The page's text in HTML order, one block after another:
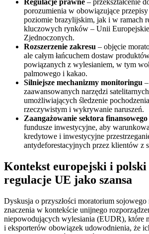
Regulacje prawne – przekształcenie
porozumienia w obowiązujące
poziomie brazylijskim, jak i w ramach
kluczowych rynków – Unii
Zjednoczonych.
Rozszerzenie zakresu – objęcie
ale całym łańcuchem dostaw
powiązanych z wylesianiem, w tym
palmowego i kakao.
Silniejsze mechanizmy monitoringu
zaawansowanych narzędzi
umożliwiających śledzenie
rzeczywistym i wykrywanie naruszeń.
Zaangażowanie sektora finansowego
fundusze inwestycyjne, aby
kredytowe i inwestycyjne
antydeforestacyjnych przez klientów z
Kontekst europejski i polski
regulacje UE jako szansa
Dyskusja o przyszłości moratorium sojowego
znaczenia w kontekście unijnego
niepowodujących wylesiania (EUDR), które
i eksporterów obowiązek udowodnienia, że